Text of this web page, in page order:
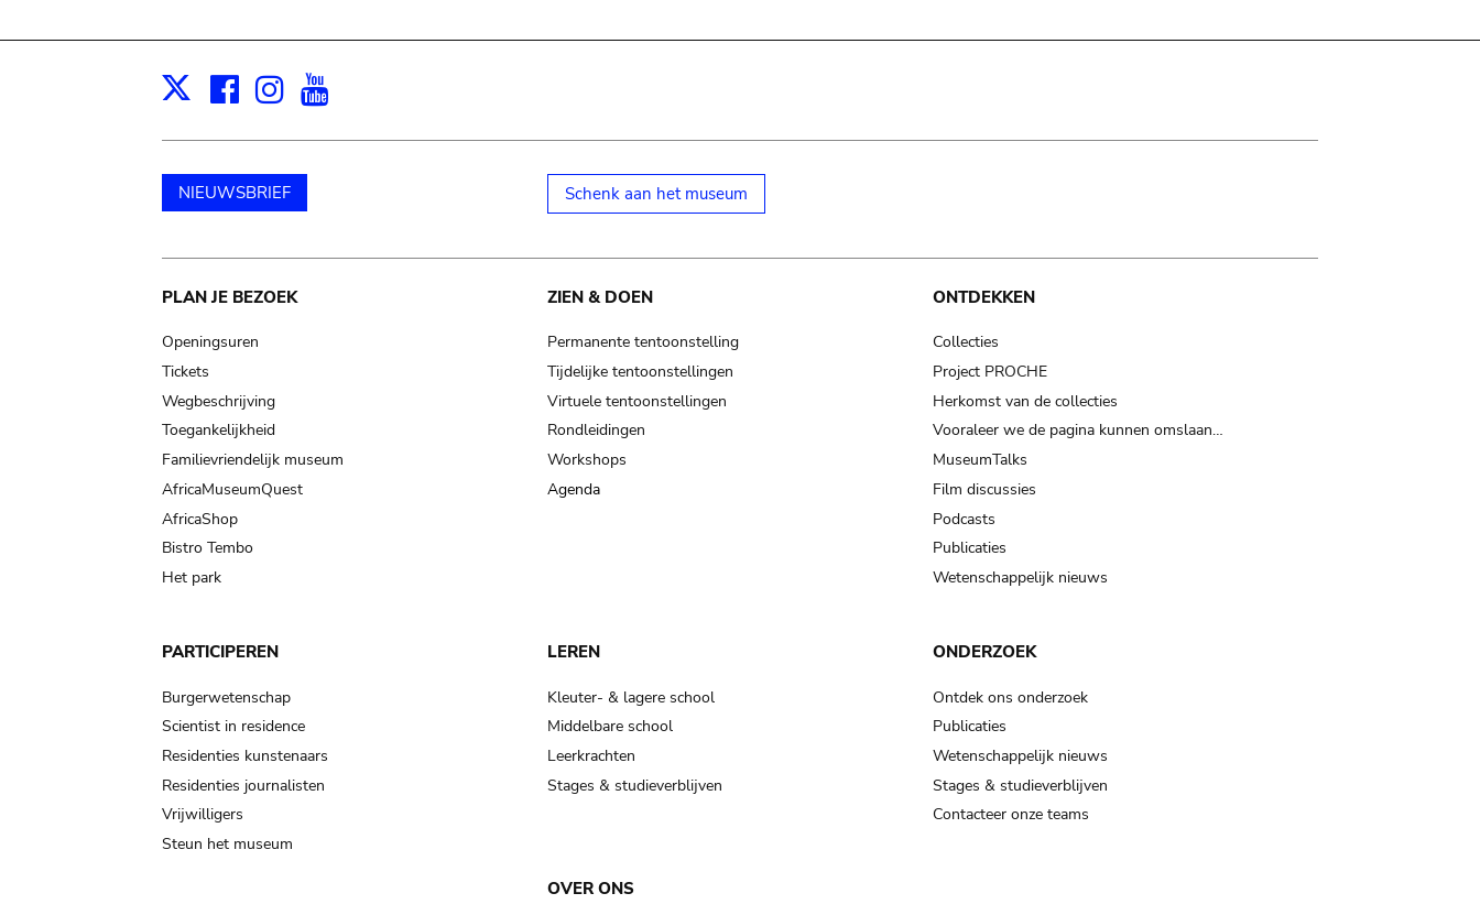
X Facebook
Instagram
NIEUWSBRIEF Schenk aan het museum
Main
navigation
PLAN JE BEZOEK
Openingsuren
Tickets
Wegbeschrijving
Toegankelijkheid
Familievriendelijk museum
AfricaMuseumQuest
AfricaShop
Bistro Tembo
Het park
ZIEN & DOEN
Permanente tentoonstelling
Tijdelijke tentoonstellingen
Virtuele tentoonstellingen
Rondleidingen
Workshops
Agenda
ONTDEKKEN
Collecties
Project PROCHE
Herkomst van de collecties
Vooraleer we de pagina kunnen omslaan…
MuseumTalks
Film discussies
Podcasts
Publicaties
Wetenschappelijk nieuws
PARTICIPEREN
Burgerwetenschap
Scientist in residence
Residenties kunstenaars
Residenties journalisten
Vrijwilligers
Steun het museum
LEREN
Kleuter- & lagere school
Middelbare school
Leerkrachten
Stages & studieverblijven
ONDERZOEK
Ontdek ons onderzoek
Publicaties
Wetenschappelijk nieuws
Stages & studieverblijven
Contacteer onze teams
OVER ONS